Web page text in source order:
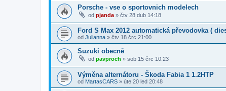
Porsche - vse o sportovnich modelech
od pjanda » čtv 28 dub 14:18
Ford S Max 2012 automatická převodovka (
od Julianna » čtv 18 črc 21:00
Suzuki obecně
od pavproch » sob 15 črc 10:23
Výměna alternátoru - Škoda Fabia 1 1.2HTP
od MartasCARS » úte 20 led 20:48